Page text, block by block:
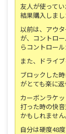
友人が使って
結果購入しまし
以前は、アウ
が、コントロ
らコントロー
また、ドライ
ブロックした
がとても楽に返
カーボンラケ
打った時の快
かもしれません
自分は硬度48